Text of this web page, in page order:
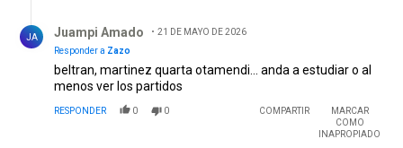
JA Juampi Amado
21 DE MAYO DE 2026
Responder a Zazo
beltran, martinez quarta otamendi... anda a estudiar o al
menos ver los partidos
RESPONDER 0 0 COMPARTIR
MARCAR
COMO
INAPROPIADO